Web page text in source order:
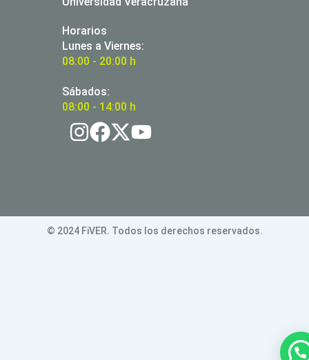
Horarios
Lunes a Viernes:
08:00 - 20:00 h
Sábados:
08:00 - 14:00 h
© 2024 FiVER. Todos los derechos reservados.